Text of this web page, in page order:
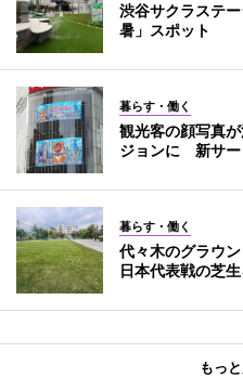
渋谷サクラステ
暑」スポット
暮らす・働く
観光客の顔写真
ジョンに 新サー
暮らす・働く
代々木のグラウ
日本代表戦の芝
もっ